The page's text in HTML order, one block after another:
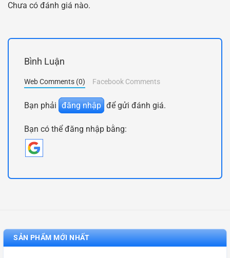
Chưa có đánh giá nào.
Bình Luận
Web Comments (0) Facebook Comments
Bạn phải đăng nhập để gửi đánh giá.
Bạn có thể đăng nhập bằng:
SẢN PHẨM MỚI NHẤT